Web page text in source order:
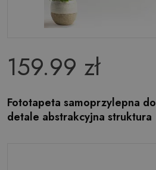
159.99 zł
Fototapeta samoprzylepna
detale abstrakcyjna struktura